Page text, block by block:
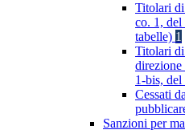
Titolari
co. 1, del
tabelle) 1
Titolari
1-bis,
Cessati
Sanzioni per